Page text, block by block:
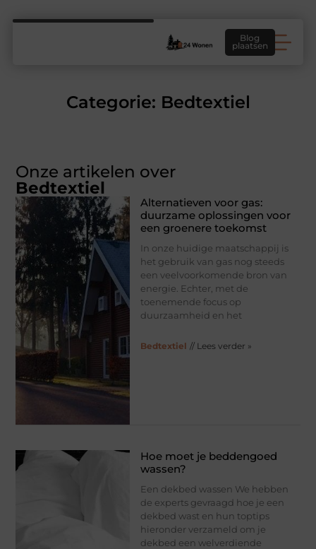
Blog
plaatsen
Categorie: Bedtextiel
Onze artikelen over
Bedtextiel
Alternatieven voor gas:
duurzame oplossingen voor
een groenere toekomst
In onze huidige maatschappij is
het gebruik van gas nog steeds
een veelvoorkomende bron van
energie. Echter, met de
toenemende focus op
duurzaamheid en het
Bedtextiel // Lees verder »
Hoe moet je beddengoed
wassen?
Een dekbed wassen We hebben
de experts gevraagd hoe je een
dekbed wast en hun toptips
hieronder verzameld om je
dekbed een welverdiende